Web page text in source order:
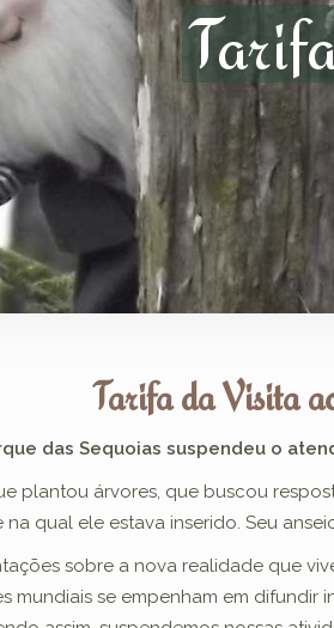
Tarifa da Visita
das Sequoias suspendeu o
plantou árvores, que buscou
qual ele estava inserido. Seu
sobre a nova realidade que
mundiais se empenham em